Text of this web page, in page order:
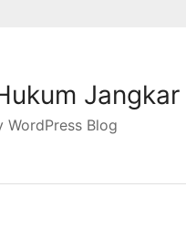
Jangkar
WordPress Blog